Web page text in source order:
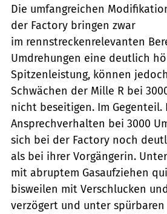
Die umfangreichen
der Factory bringen zwar
im rennstreckenrelevanten
Umdrehungen eine deutlich
Spitzenleistung, können
Schwächen der Mille R bei
nicht beseitigen. Im Gegenteil.
Ansprechverhalten bei 3000
sich bei der Factory noch
als bei ihrer Vorgängerin.
mit abruptem Gasaufziehen
bisweilen mit Verschlucken
verzögert und unter spürbaren